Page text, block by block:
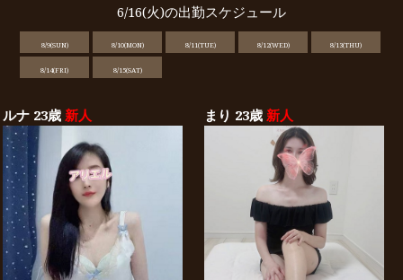
6/16(火)の出勤スケジュール
8/9(SUN) 8/10(MON) 8/11(TUE) 8/12(WED) 8/13(THU)
8/14(FRI) 8/15(SAT)
ルナ 23歳 新人 まり 23歳 新人